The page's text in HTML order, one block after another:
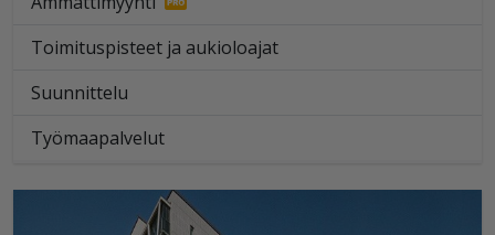
Toimituspisteet ja aukioloajat
Suunnittelu
Työmaapalvelut